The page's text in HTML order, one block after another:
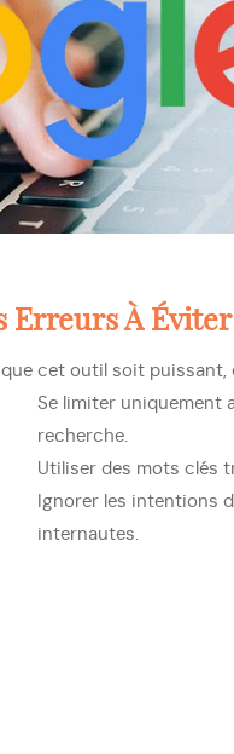
Erreurs À
que cet outil soit
Se limiter uniquement
recherche.
Utiliser des mots clés
Ignorer les intentions
internautes.